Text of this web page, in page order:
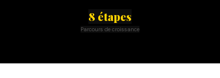
8 étapes
Parcours de croissance